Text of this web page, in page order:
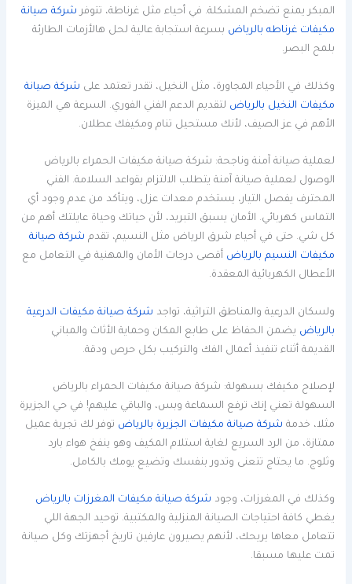
المبكر يمنع تضخم المشكلة. في أحياء مثل غرناطة، تتوفر شركة صيانة
مكيفات غرناطه بالرياض بسرعة استجابة عالية لحل هالأزمات الطارئة
بلمح البصر.
وكذلك في الأحياء المجاورة، مثل النخيل، تقدر تعتمد على شركة صيانة
مكيفات النخيل بالرياض لتقديم الدعم الفني الفوري. السرعة هي الميزة
الأهم في عز الصيف، لأنك مستحيل تنام ومكيفك عطلان.
لعملية صيانة آمنة وناجحة: شركة صيانة مكيفات الحمراء بالرياض
الوصول لعملية صيانة آمنة يتطلب الالتزام بقواعد السلامة. الفني
المحترف يفصل التيار، يستخدم معدات عزل، ويتأكد من عدم وجود أي
التماس كهربائي. الأمان يسبق التبريد، لأن حياتك وحياة عايلتك أهم من
كل شي. حتى في أحياء شرق الرياض مثل النسيم، تقدم شركة صيانة
مكيفات النسيم بالرياض أقصى درجات الأمان والمهنية في التعامل مع
الأعطال الكهربائية المعقدة.
ولسكان الدرعية والمناطق التراثية، تواجد شركة صيانة مكيفات الدرعية
بالرياض يضمن الحفاظ على طابع المكان وحماية الأثاث والمباني
القديمة أثناء تنفيذ أعمال الفك والتركيب بكل حرص ودقة.
لإصلاح مكيفك بسهولة: شركة صيانة مكيفات الحمراء بالرياض
السهولة تعني إنك ترفع السماعة وبس، والباقي عليهم! في حي الجزيرة
مثلا، خدمة شركة صيانة مكيفات الجزيرة بالرياض توفر لك تجربة عميل
ممتازة، من الرد السريع لغاية استلام المكيف وهو ينفخ هواء بارد
وثلوج. ما يحتاج تتعنى وتدور بنفسك وتضيع يومك بالكامل.
وكذلك في المغرزات، وجود شركة صيانة مكيفات المغرزات بالرياض
يغطي كافة احتياجات الصيانة المنزلية والمكتبية. توحيد الجهة اللي
تتعامل معاها يريحك، لأنهم يصيرون عارفين تاريخ أجهزتك وكل صيانة
تمت عليها مسبقا.